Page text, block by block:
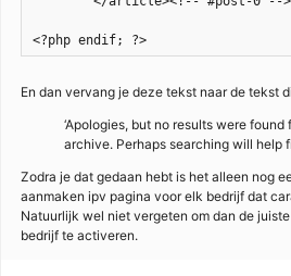
<?php endif; ?>
En dan vervang je deze tekst naar de tekst
‘Apologies, but no results were
archive. Perhaps searching will help
Zodra je dat gedaan hebt is het alleen nog
aanmaken ipv pagina voor elk bedrijf dat
Natuurlijk wel niet vergeten om dan de
bedrijf te activeren.